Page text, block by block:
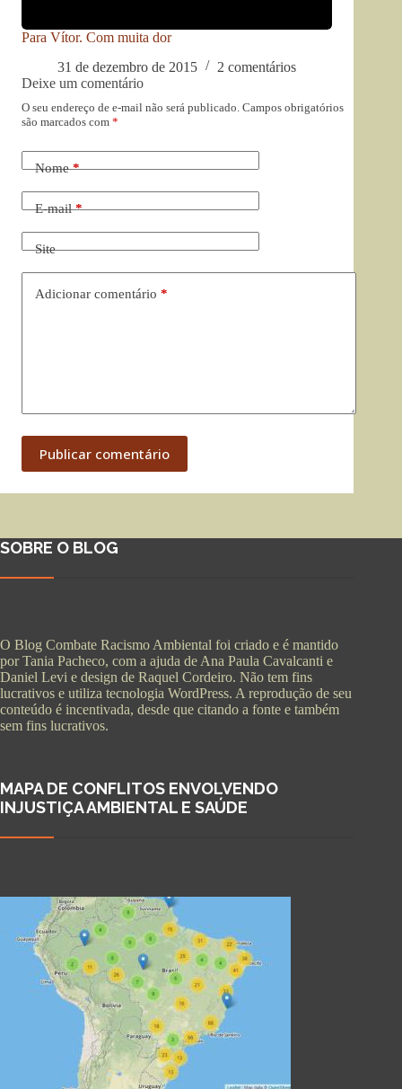
Para Vítor. Com muita dor
31 de dezembro de 2015
2 comentários
Deixe um comentário
O seu endereço de e-mail não será publicado. Campos obrigatórios
são marcados com *
Nome*
E-mail*
Site
Adicionar comentário *
Publicar comentário
SOBRE O BLOG
O Blog Combate Racismo Ambiental foi criado e é mantido
por Tania Pacheco, com a ajuda de Ana Paula Cavalcanti e
Daniel Levi e design de Raquel Cordeiro. Não tem fins
lucrativos e utiliza tecnologia WordPress. A reprodução de seu
conteúdo é incentivada, desde que citando a fonte e também
sem fins lucrativos.
MAPA DE CONFLITOS ENVOLVENDO
INJUSTIÇA AMBIENTAL E SAÚDE